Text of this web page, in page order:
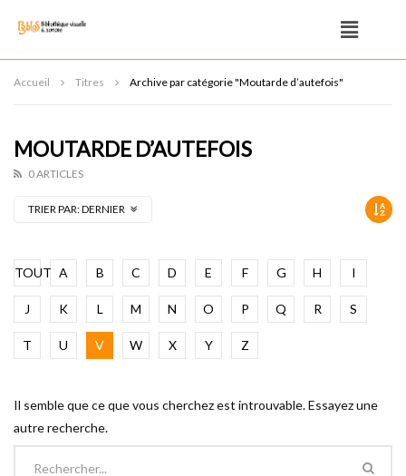
Accueil Titres Archive par catégorie "Moutarde d’autefois"
MOUTARDE D’AUTEFOIS
0 ARTICLES
TRIER PAR:DERNIER
TOUT A B C D E F G H I
J K L M N O P Q R S
T U V W X Y Z
Il semble que ce que vous cherchez est introuvable. Essayez une
autre recherche.